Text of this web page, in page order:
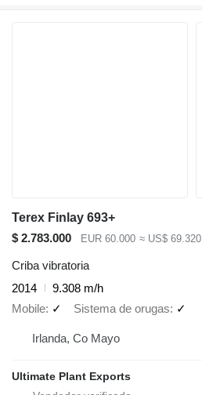
Terex Finlay 693+
$ 2.783.000
EUR 60.000 ≈ US$ 69.320
Criba vibratoria
2014
9.308 m/h
Mobile ✓ Sistema de orugas ✓
Irlanda, Co Mayo
Ultimate Plant Exports